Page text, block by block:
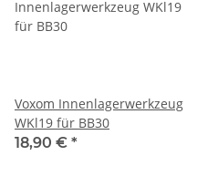
Voxom Innenlagerwerkzeug
WKl19 für BB30
18,90 € *